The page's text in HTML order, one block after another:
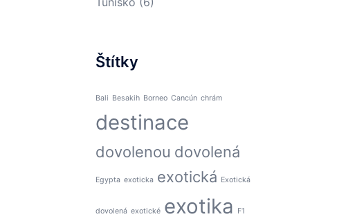
Štítky
Bali Besakih Borneo Cancún chrám
destinace
dovolenou dovolená
Egypta exoticka exotická Exotická
dovolená exotické exotika F1